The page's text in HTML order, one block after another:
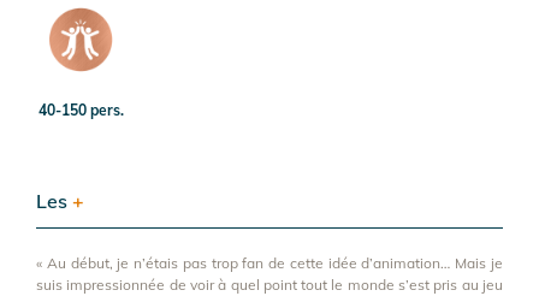
40-150 pers.
Les +
« Au début, je n’étais pas trop fan de cette idée d’animation… Mais je
suis impressionnée de voir à quel point tout le monde s’est pris au jeu